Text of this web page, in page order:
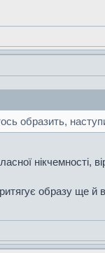
образить,
нікчемності,
образу ще й